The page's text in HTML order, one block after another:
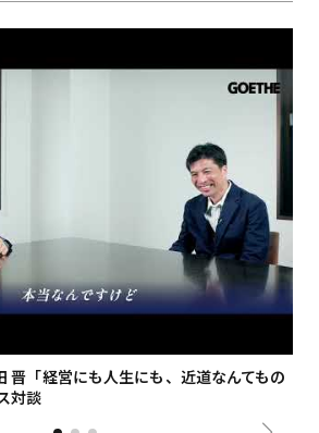
晋「経営にも人生にも、近道なんてもの
対談